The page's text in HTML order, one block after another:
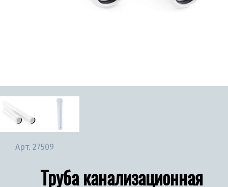
Арт. 27509
Труба канализационная